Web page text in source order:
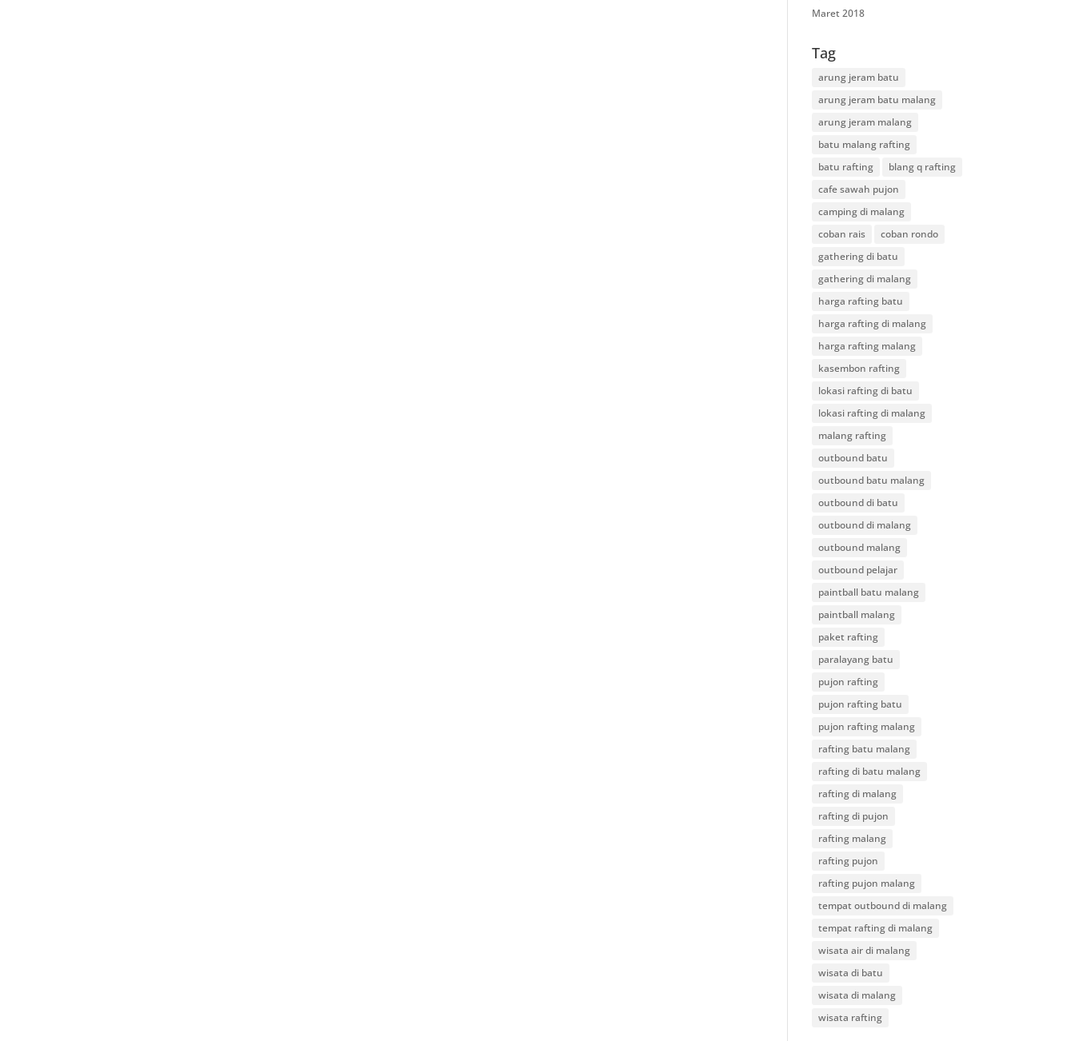
Maret 2018
Tag
arung jeram batu
arung jeram batu malang
arung jeram malang
batu malang rafting
batu rafting
blang q rafting
cafe sawah pujon
camping di malang
coban rais
coban rondo
gathering di batu
gathering di malang
harga rafting batu
harga rafting di malang
harga rafting malang
kasembon rafting
lokasi rafting di batu
lokasi rafting di malang
malang rafting
outbound batu
outbound batu malang
outbound di batu
outbound di malang
outbound malang
outbound pelajar
paintball batu malang
paintball malang
paket rafting
paralayang batu
pujon rafting
pujon rafting batu
pujon rafting malang
rafting batu malang
rafting di batu malang
rafting di malang
rafting di pujon
rafting malang
rafting pujon
rafting pujon malang
tempat outbound di malang
tempat rafting di malang
wisata air di malang
wisata di batu
wisata di malang
wisata rafting